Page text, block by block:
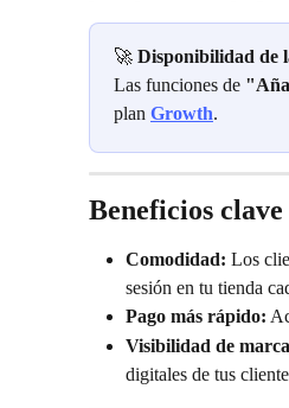
🚀 Disponibilidad de
Las funciones de
plan Growth.
Beneficios clave
Comodidad: Los
sesión en tu tienda
Pago más rápido:
Visibilidad de
digitales de tus